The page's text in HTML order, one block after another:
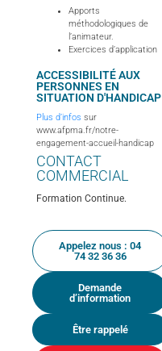
Apports
méthodologiques de
l’animateur.
Exercices d’application
ACCESSIBILITÉ AUX
PERSONNES EN
SITUATION D'HANDICAP
Plus d’infos sur
www.afpma.fr/notre-
engagement-accueil-handicap
CONTACT
COMMERCIAL
Formation Continue.
Appelez nous : 04
74 32 36 36
Demande
d’information
Être rappelé